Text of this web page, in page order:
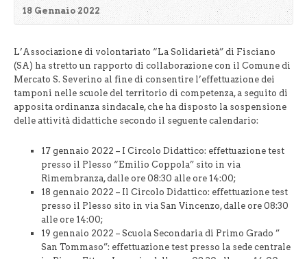
18 Gennaio 2022
L’Associazione di volontariato “La Solidarietà” di Fisciano
(SA) ha stretto un rapporto di collaborazione con il Comune di
Mercato S. Severino al fine di consentire l’effettuazione dei
tamponi nelle scuole del territorio di competenza, a seguito di
apposita ordinanza sindacale, che ha disposto la sospensione
delle attività didattiche secondo il seguente calendario:
17 gennaio 2022 – I Circolo Didattico: effettuazione test
presso il Plesso “Emilio Coppola” sito in via
Rimembranza, dalle ore 08:30 alle ore 14:00;
18 gennaio 2022 – Il Circolo Didattico: effettuazione test
presso il Plesso sito in via San Vincenzo, dalle ore 08:30
alle ore 14:00;
19 gennaio 2022 – Scuola Secondaria di Primo Grado ”
San Tommaso”: effettuazione test presso la sede centrale